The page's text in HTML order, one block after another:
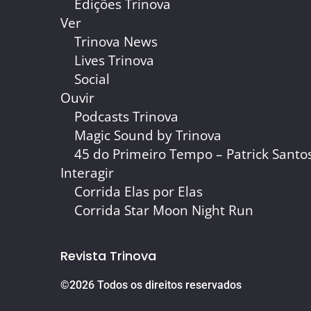
Edições Trinova
Ver
Trinova News
Lives Trinova
Social
Ouvir
Podcasts Trinova
Magic Sound by Trinova
45 do Primeiro Tempo – Patrick
Interagir
Corrida Elas por Elas
Corrida Star Moon Night Run
Revista Trinova
©2026 Todos os direitos reservados